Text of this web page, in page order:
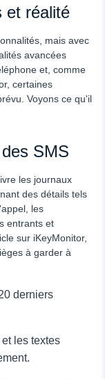
et réalité
mais avec
avancées
et, comme
certaines
Voyons ce qu'il
SMS
les journaux
des détails tels
les
entrants et
sur iKeyMonitor,
à garder à
derniers
les textes